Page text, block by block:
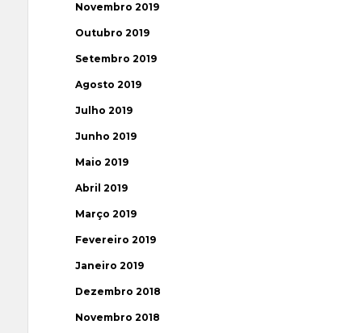
Novembro 2019
Outubro 2019
Setembro 2019
Agosto 2019
Julho 2019
Junho 2019
Maio 2019
Abril 2019
Março 2019
Fevereiro 2019
Janeiro 2019
Dezembro 2018
Novembro 2018